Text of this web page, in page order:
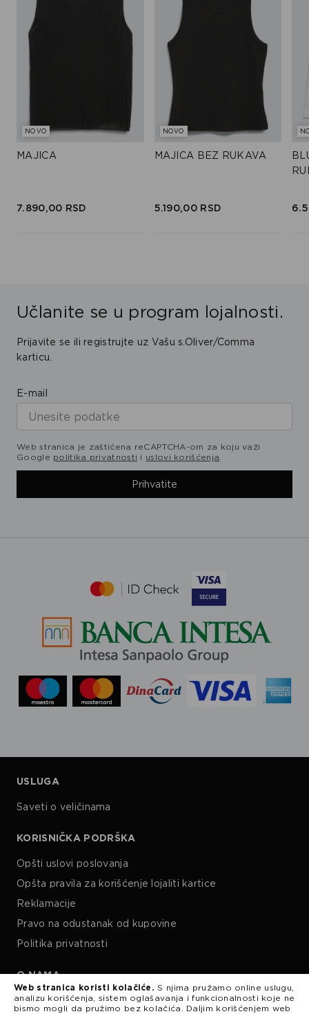
NOVO
MAJICA
7.890,00 RSD
NOVO
MAJICA BEZ RUKAVA
5.190,00 RSD
Učlanite se u program lojalnosti.
Prijavite se ili registrujte uz Vašu s.Oliver/Comma
karticu.
E-mail
Web stranica je zaštićena reCAPTCHA-om za koju važi
Google politika privatnosti i uslovi korišćenja.
Prihvatite
USLUGA
Saveti o veličinama
KORISNIČKA PODRŠKA
Opšti uslovi poslovanja
Opšta pravila za korišćenje lojaliti kartice
Reklamacije
Pravo na odustanak od kupovine
Politika privatnosti
O NAMA
Kariera
Web stranica koristi kolačiće. S njima pružamo online uslugu,
analizu korišćenja, sistem oglašavanja i funkcionalnosti koje ne
bismo mogli da pružimo bez kolačića. Daljim korišćenjem web